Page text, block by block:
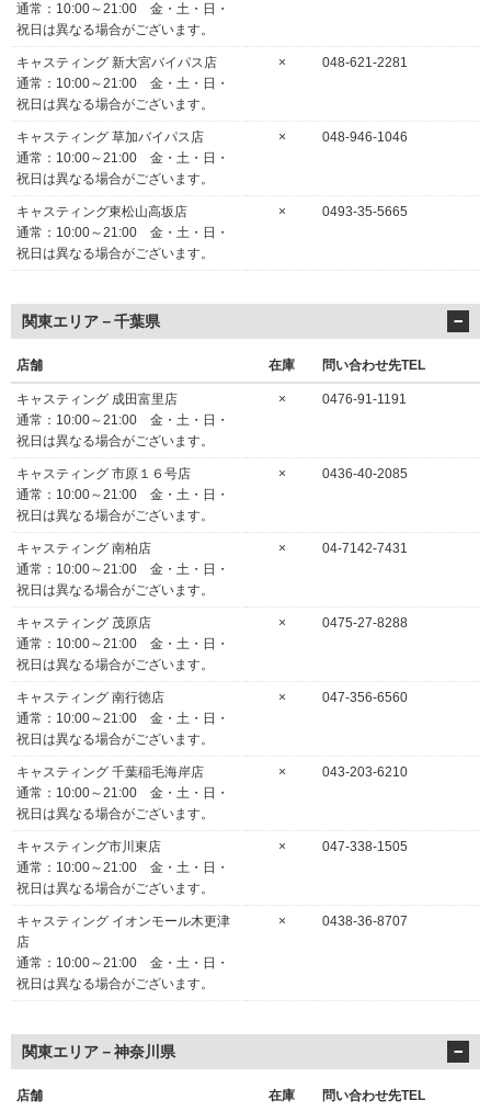
通常：10:00～21:00 金・土・日・
祝日は異なる場合がございます。
キャスティング 新大宮バイパス店
通常：10:00～21:00 金・土・日・
祝日は異なる場合がございます。
× 048-621-2281
キャスティング 草加バイパス店
通常：10:00～21:00 金・土・日・
祝日は異なる場合がございます。
× 048-946-1046
キャスティング東松山高坂店
通常：10:00～21:00 金・土・日・
祝日は異なる場合がございます。
× 0493-35-5665
関東エリア－千葉県
店舗 在庫 問い合わせ先TEL
キャスティング 成田富里店
通常：10:00～21:00 金・土・日・
祝日は異なる場合がございます。
× 0476-91-1191
キャスティング 市原１６号店
通常：10:00～21:00 金・土・日・
祝日は異なる場合がございます。
× 0436-40-2085
キャスティング 南柏店
通常：10:00～21:00 金・土・日・
祝日は異なる場合がございます。
× 04-7142-7431
キャスティング 茂原店
通常：10:00～21:00 金・土・日・
祝日は異なる場合がございます。
× 0475-27-8288
キャスティング 南行徳店
通常：10:00～21:00 金・土・日・
祝日は異なる場合がございます。
× 047-356-6560
キャスティング 千葉稲毛海岸店
通常：10:00～21:00 金・土・日・
祝日は異なる場合がございます。
× 043-203-6210
キャスティング市川東店
通常：10:00～21:00 金・土・日・
祝日は異なる場合がございます。
× 047-338-1505
キャスティング イオンモール木更津
店
通常：10:00～21:00 金・土・日・
祝日は異なる場合がございます。
× 0438-36-8707
関東エリア－神奈川県
店舗 在庫 問い合わせ先TEL